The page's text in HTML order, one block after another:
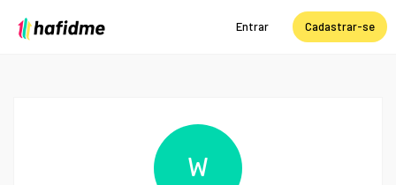
Entrar Cadastrar-se
W